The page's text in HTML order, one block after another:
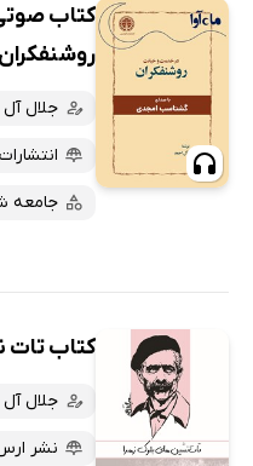
همه کتاب‌ها
کتاب‌های صوتی
کتاب‌های متنی
کتاب
روشنفکران
جلال
جامعه
کتاب تات
جلال
نشر